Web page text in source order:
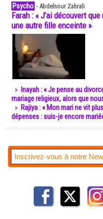
Psycho -Abdelnour Zahrali
Farah : « J’ai découvert
une autre fille enceinte »
Inayah : « Je pense au
mariage religieux, alors que
Rajiya : « Mon mari ne vit
dépenses : suis-je encore